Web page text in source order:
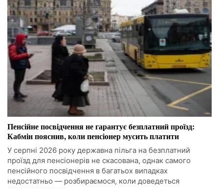
Пенсійне посвідчення не гарантує безплатний проїзд:
Кабмін пояснив, коли пенсіонер мусить платити
У серпні 2026 року державна пільга на безплатний
проїзд для пенсіонерів не скасована, однак самого
пенсійного посвідчення в багатьох випадках
недостатньо — розбираємося, коли доведеться